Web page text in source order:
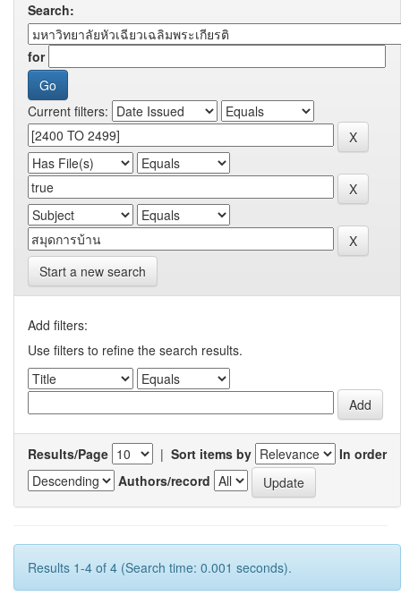
Search:
for
Current filters:
Start a new search
Add filters:
Use filters to refine the search results.
Results/Page | Sort items by
In order
Authors/record
Results 1-4 of 4 (Search time: 0.001 seconds).